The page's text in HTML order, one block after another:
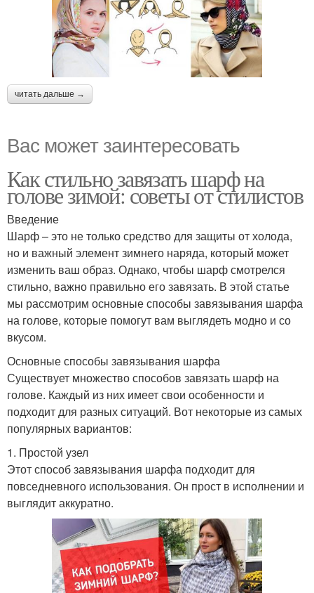
читать дальше →
Вас может заинтересовать
Как стильно завязать шарф на
голове зимой: советы от стилистов
Введение
Шарф – это не только средство для защиты от холода,
но и важный элемент зимнего наряда, который может
изменить ваш образ. Однако, чтобы шарф смотрелся
стильно, важно правильно его завязать. В этой статье
мы рассмотрим основные способы завязывания шарфа
на голове, которые помогут вам выглядеть модно и со
вкусом.
Основные способы завязывания шарфа
Существует множество способов завязать шарф на
голове. Каждый из них имеет свои особенности и
подходит для разных ситуаций. Вот некоторые из самых
популярных вариантов:
1. Простой узел
Этот способ завязывания шарфа подходит для
повседневного использования. Он прост в исполнении и
выглядит аккуратно.